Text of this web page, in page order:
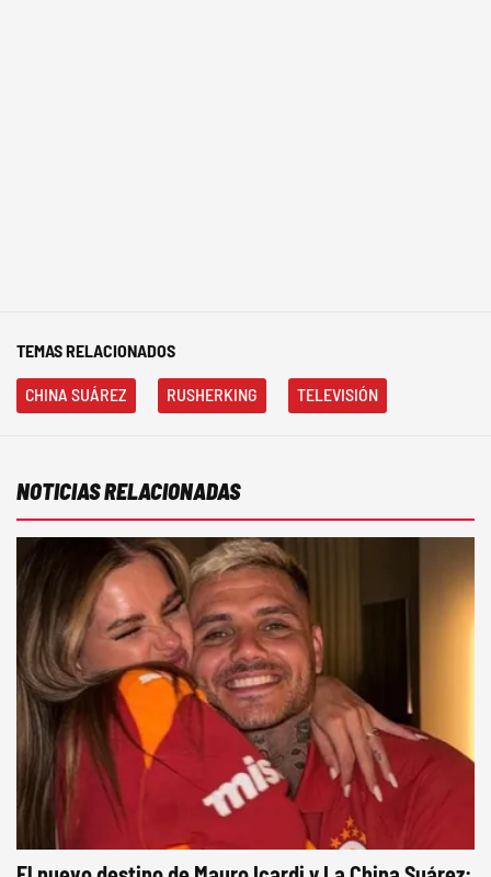
TEMAS RELACIONADOS
CHINA SUÁREZ RUSHERKING TELEVISIÓN
NOTICIAS RELACIONADAS